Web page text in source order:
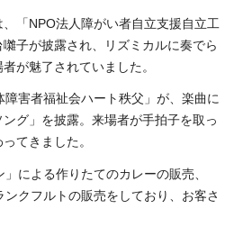
「NPO法人障がい者自立支援自立工
子が披露され、リズミカルに奏でら
が魅了されていました。
障害者福祉会ハート秩父」が、楽曲に
グ」を披露。来場者が手拍子を取っ
てきました。
による作りたてのカレーの販売、
ンクフルトの販売をしており、お客さ